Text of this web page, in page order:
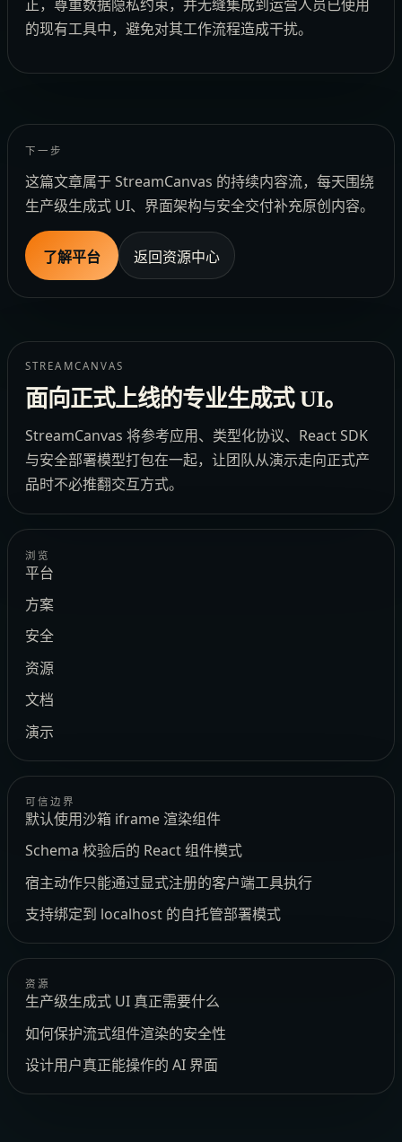
正，尊重数据隐私约束，并无缝集成到运营人员已使用
的现有工具中，避免对其工作流程造成干扰。
下一步
这篇文章属于 StreamCanvas 的持续内容流，每天围绕
生产级生成式 UI、界面架构与安全交付补充原创内容。
了解平台 返回资源中心
STREAMCANVAS
面向正式上线的专业生成式 UI。
StreamCanvas 将参考应用、类型化协议、React SDK
与安全部署模型打包在一起，让团队从演示走向正式产
品时不必推翻交互方式。
浏览
平台
方案
安全
资源
文档
演示
可信边界
默认使用沙箱 iframe 渲染组件
Schema 校验后的 React 组件模式
宿主动作只能通过显式注册的客户端工具执行
支持绑定到 localhost 的自托管部署模式
资源
生产级生成式 UI 真正需要什么
如何保护流式组件渲染的安全性
设计用户真正能操作的 AI 界面